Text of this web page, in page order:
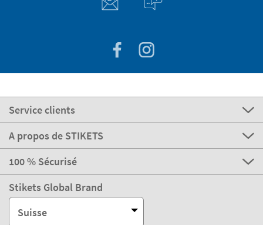
Service clients
A propos de STIKETS
100 % Sécurisé
Stikets Global Brand
Suisse